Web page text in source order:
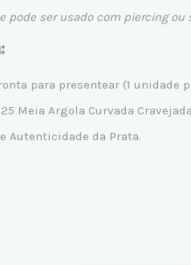
pode ser usado com piercing ou
para presentear (1 unidade
Meia Argola Curvada
Autenticidade da Prata.